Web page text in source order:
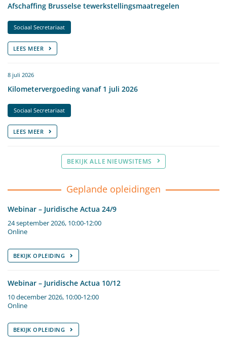
Afschaffing Brusselse tewerkstellingsmaatregelen
Sociaal Secretariaat
LEES MEER
8 juli 2026
Kilometervergoeding vanaf 1 juli 2026
Sociaal Secretariaat
LEES MEER
BEKIJK ALLE NIEUWSITEMS
Geplande opleidingen
Webinar – Juridische Actua 24/9
24 september 2026, 10:00-12:00
Online
BEKIJK OPLEIDING
Webinar – Juridische Actua 10/12
10 december 2026, 10:00-12:00
Online
BEKIJK OPLEIDING